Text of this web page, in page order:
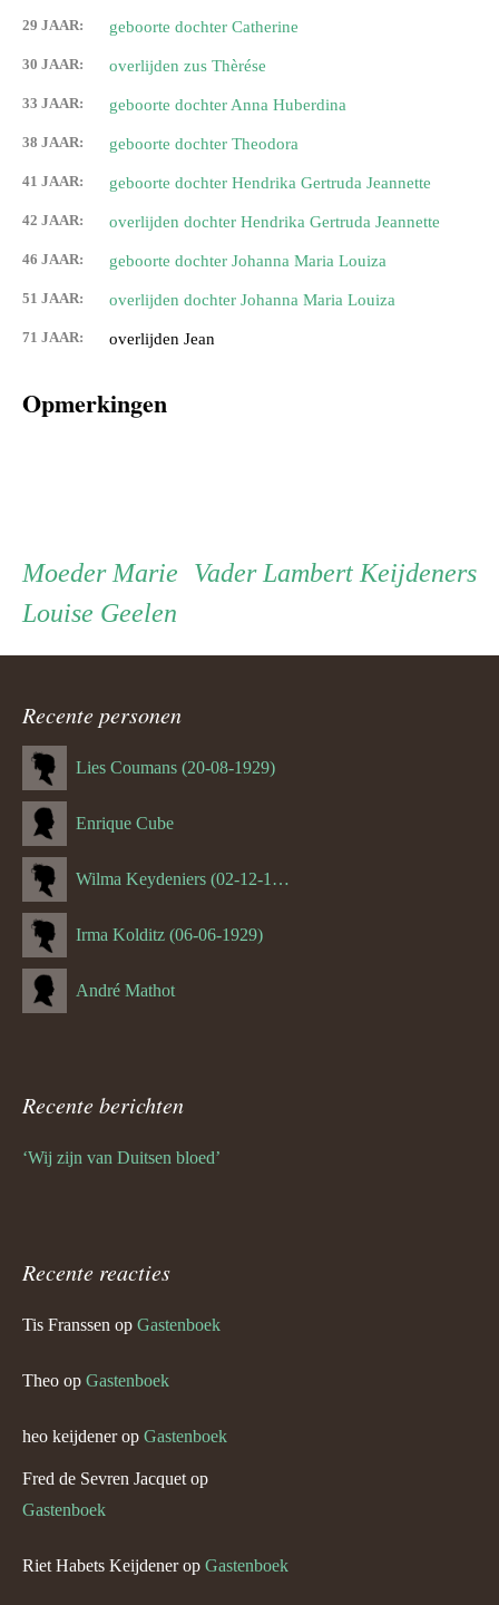
29 JAAR: geboorte dochter Catherine
30 JAAR: overlijden zus Thèrése
33 JAAR: geboorte dochter Anna Huberdina
38 JAAR: geboorte dochter Theodora
41 JAAR: geboorte dochter Hendrika Gertruda Jeannette
42 JAAR: overlijden dochter Hendrika Gertruda Jeannette
46 JAAR: geboorte dochter Johanna Maria Louiza
51 JAAR: overlijden dochter Johanna Maria Louiza
71 JAAR: overlijden Jean
Opmerkingen
Persoon
ouder
navigatie
Vader Vader
Lambert Keijdeners
Moeder Moeder
Marie
Louise Geelen
Recente personen
Lies Coumans (20-08-1929)
Enrique Cube
Wilma Keydeniers (02-12-1953)
Irma Kolditz (06-06-1929)
André Mathot
Recente berichten
‘Wij zijn van Duitsen bloed’
Recente reacties
Tis Franssen op Gastenboek
Theo op Gastenboek
heo keijdenerop Gastenboek
Fred de Sevren Jacquet op
Gastenboek
Riet Habets Keijdenerop Gastenboek